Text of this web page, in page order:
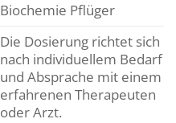
Biochemie Pflüger
Die Dosierung richtet sich
nach individuellem Bedarf
und Absprache mit einem
erfahrenen Therapeuten
oder Arzt.